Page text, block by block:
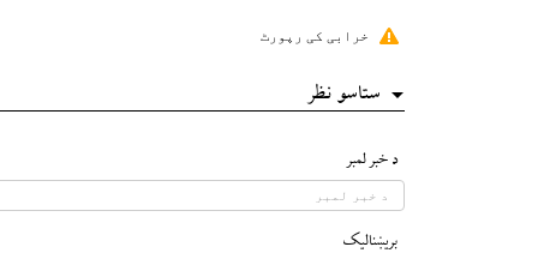
خرابی کی رپورٹ
ستاسو نظر
د خبر لمبر
بريښناليک